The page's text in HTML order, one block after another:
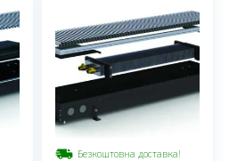
Безкоштовна доставка!